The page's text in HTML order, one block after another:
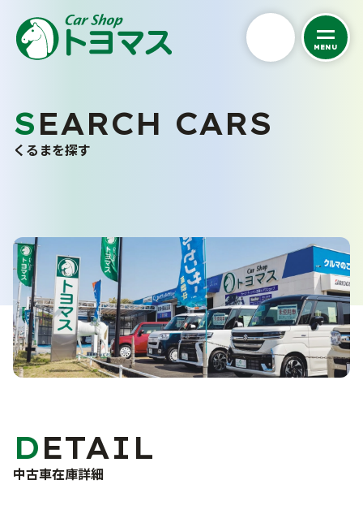
MENU
トヨマスクオリティ
お客さまの声
採用情報
くるまを探す
バリューパック
くるま買い取り査定
ご購入から納車まで
カーケア
車検
点検・一般修理
よくあるご質問
SEARCH CARS
くるまを探す
DETAIL
中古車在庫詳細